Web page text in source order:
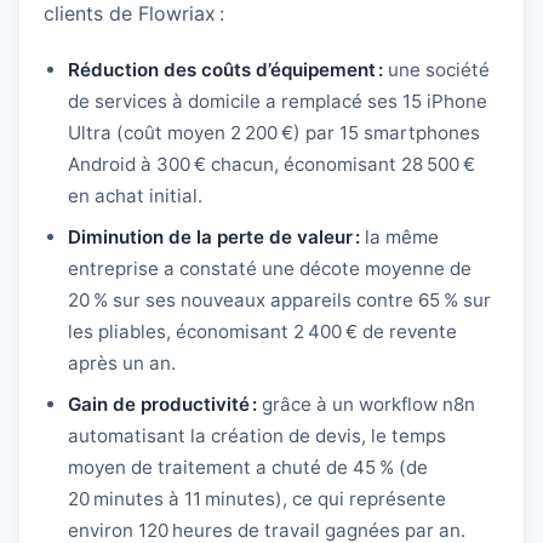
clients de Flowriax :
Réduction des coûts d’équipement : une société
de services à domicile a remplacé ses 15 iPhone
Ultra (coût moyen 2 200 €) par 15 smartphones
Android à 300 € chacun, économisant 28 500 €
en achat initial.
Diminution de la perte de valeur : la même
entreprise a constaté une décote moyenne de
20 % sur ses nouveaux appareils contre 65 % sur
les pliables, économisant 2 400 € de revente
après un an.
Gain de productivité : grâce à un workflow n8n
automatisant la création de devis, le temps
moyen de traitement a chuté de 45 % (de
20 minutes à 11 minutes), ce qui représente
environ 120 heures de travail gagnées par an.